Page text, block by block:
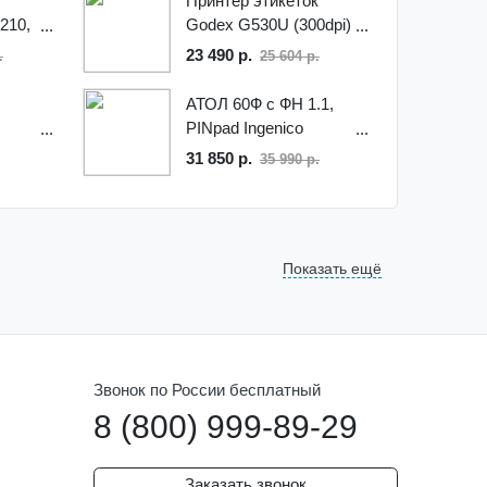
Godex G530U (300dpi)
Термотрансферный,
23 490 р. 25 604 р.
АТОЛ 60Ф с ФН 1.1,
PINpad Ingenico
IPP320 CTLS, ВТБ-24
31 850 р. 35 990 р.
кода эвотор
Показать ещё
Звонок по России бесплатный
8 (800) 999-89-29